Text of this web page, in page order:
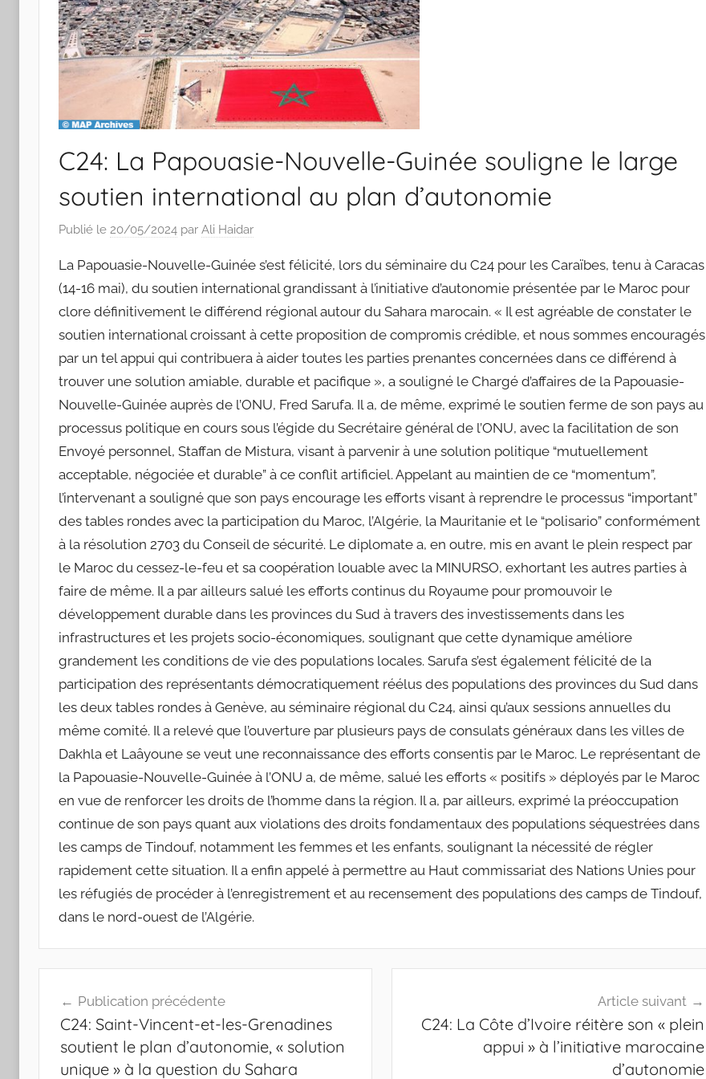
C24: La Papouasie-Nouvelle-Guinée souligne le large
soutien international au plan d’autonomie
Publié le 20/05/2024 par Ali Haidar
La Papouasie-Nouvelle-Guinée s’est félicité, lors du séminaire du C24 pour les Caraïbes, tenu à Caracas
(14-16 mai), du soutien international grandissant à l’initiative d’autonomie présentée par le Maroc pour
clore définitivement le différend régional autour du Sahara marocain. « Il est agréable de constater le
soutien international croissant à cette proposition de compromis crédible, et nous sommes encouragés
par un tel appui qui contribuera à aider toutes les parties prenantes concernées dans ce différend à
trouver une solution amiable, durable et pacifique », a souligné le Chargé d’affaires de la Papouasie-
Nouvelle-Guinée auprès de l’ONU, Fred Sarufa. Il a, de même, exprimé le soutien ferme de son pays au
processus politique en cours sous l’égide du Secrétaire général de l’ONU, avec la facilitation de son
Envoyé personnel, Staffan de Mistura, visant à parvenir à une solution politique “mutuellement
acceptable, négociée et durable” à ce conflit artificiel. Appelant au maintien de ce “momentum”,
l’intervenant a souligné que son pays encourage les efforts visant à reprendre le processus “important”
des tables rondes avec la participation du Maroc, l’Algérie, la Mauritanie et le “polisario” conformément
à la résolution 2703 du Conseil de sécurité. Le diplomate a, en outre, mis en avant le plein respect par
le Maroc du cessez-le-feu et sa coopération louable avec la MINURSO, exhortant les autres parties à
faire de même. Il a par ailleurs salué les efforts continus du Royaume pour promouvoir le
développement durable dans les provinces du Sud à travers des investissements dans les
infrastructures et les projets socio-économiques, soulignant que cette dynamique améliore
grandement les conditions de vie des populations locales. Sarufa s’est également félicité de la
participation des représentants démocratiquement réélus des populations des provinces du Sud dans
les deux tables rondes à Genève, au séminaire régional du C24, ainsi qu’aux sessions annuelles du
même comité. Il a relevé que l’ouverture par plusieurs pays de consulats généraux dans les villes de
Dakhla et Laâyoune se veut une reconnaissance des efforts consentis par le Maroc. Le représentant de
la Papouasie-Nouvelle-Guinée à l’ONU a, de même, salué les efforts « positifs » déployés par le Maroc
en vue de renforcer les droits de l’homme dans la région. Il a, par ailleurs, exprimé la préoccupation
continue de son pays quant aux violations des droits fondamentaux des populations séquestrées dans
les camps de Tindouf, notamment les femmes et les enfants, soulignant la nécessité de régler
rapidement cette situation. Il a enfin appelé à permettre au Haut commissariat des Nations Unies pour
les réfugiés de procéder à l’enregistrement et au recensement des populations des camps de Tindouf,
dans le nord-ouest de l’Algérie.
de
l’article
Publication précédente
C24: Saint-Vincent-et-les-Grenadines
soutient le plan d’autonomie, « solution
unique » à la question du Sahara
Article suivant
C24: La Côte d’Ivoire réitère son « plein
appui » à l’initiative marocaine
d’autonomie